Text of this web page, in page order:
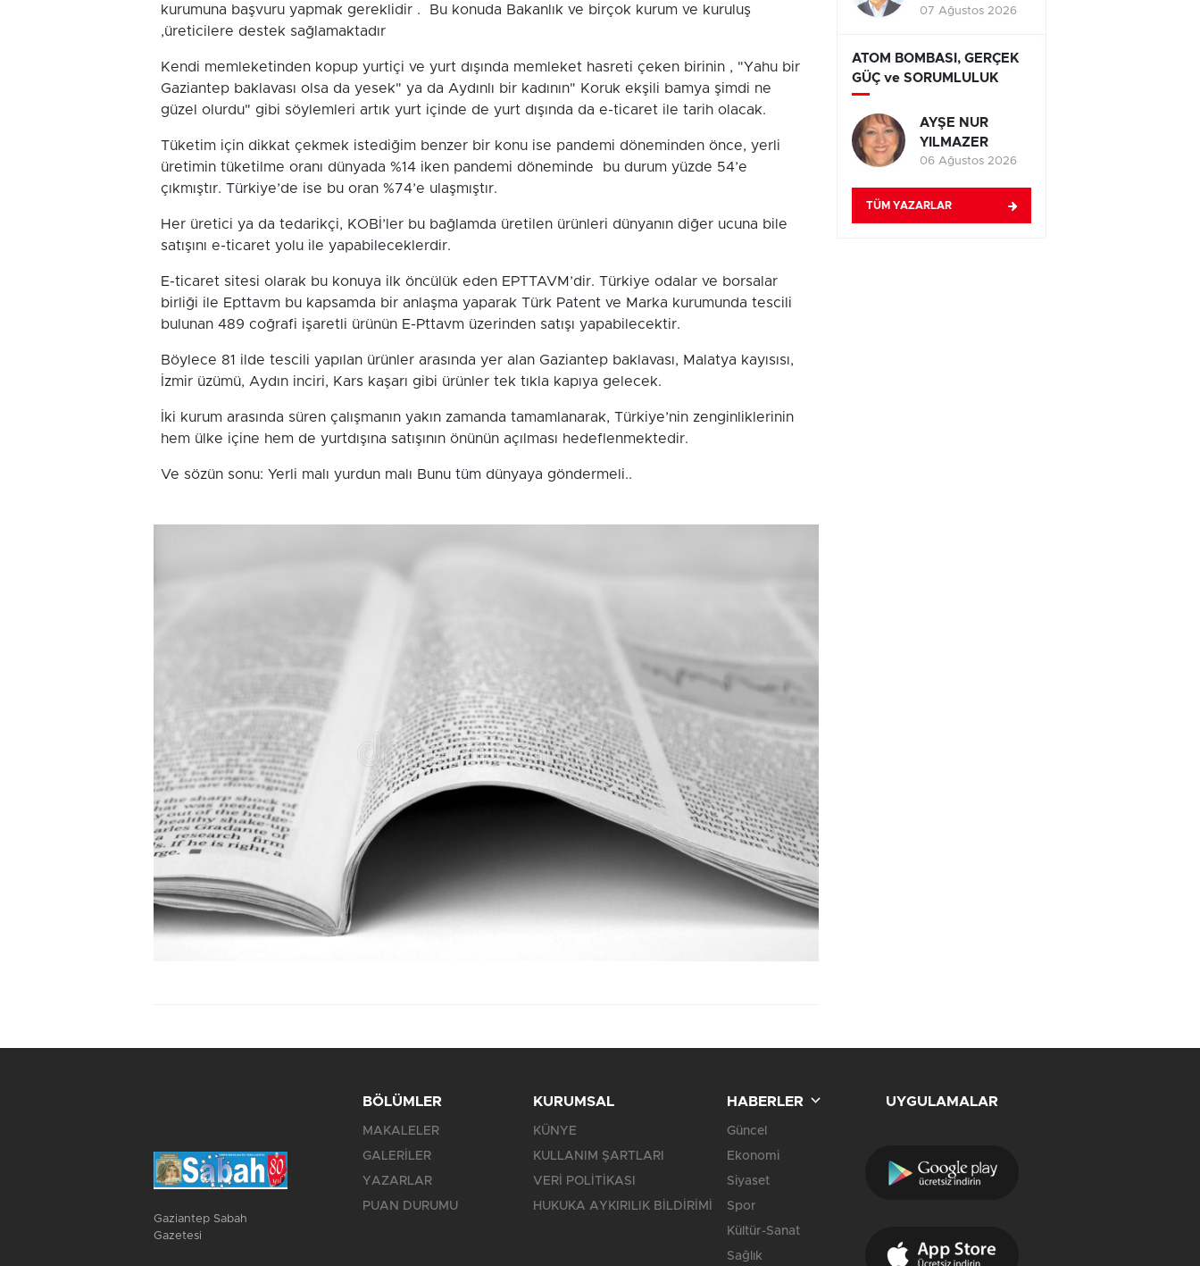
kurumuna başvuru yapmak gereklidir . Bu konuda Bakanlık ve birçok kurum ve kuruluş
,üreticilere destek sağlamaktadır
Kendi memleketinden kopup yurtiçi ve yurt dışında memleket hasreti çeken birinin , "Yahu bir
Gaziantep baklavası olsa da yesek" ya da Aydınlı bir kadının" Koruk ekşili bamya şimdi ne
güzel olurdu" gibi söylemleri artık yurt içinde de yurt dışında da e-ticaret ile tarih olacak.
Tüketim için dikkat çekmek istediğim benzer bir konu ise pandemi döneminden önce, yerli
üretimin tüketilme oranı dünyada %14 iken pandemi döneminde bu durum yüzde 54’e
çıkmıştır. Türkiye’de ise bu oran %74’e ulaşmıştır.
Her üretici ya da tedarikçi, KOBİ’ler bu bağlamda üretilen ürünleri dünyanın diğer ucuna bile
satışını e-ticaret yolu ile yapabileceklerdir.
E-ticaret sitesi olarak bu konuya ilk öncülük eden EPTTAVM’dir. Türkiye odalar ve borsalar
birliği ile Epttavm bu kapsamda bir anlaşma yaparak Türk Patent ve Marka kurumunda tescili
bulunan 489 coğrafi işaretli ürünün E-Pttavm üzerinden satışı yapabilecektir.
Böylece 81 ilde tescili yapılan ürünler arasında yer alan Gaziantep baklavası, Malatya kayısısı,
İzmir üzümü, Aydın inciri, Kars kaşarı gibi ürünler tek tıkla kapıya gelecek.
İki kurum arasında süren çalışmanın yakın zamanda tamamlanarak, Türkiye’nin zenginliklerinin
hem ülke içine hem de yurtdışına satışının önünün açılması hedeflenmektedir.
Ve sözün sonu: Yerli malı yurdun malı Bunu tüm dünyaya göndermeli..
07 Ağustos 2026
ATOM BOMBASI, GERÇEK
GÜÇ ve SORUMLULUK
AYŞE NUR
YILMAZER
06 Ağustos 2026
TÜM YAZARLAR
Gaziantep Sabah
Gazetesi
BÖLÜMLER
MAKALELER
GALERİLER
YAZARLAR
PUAN DURUMU
KURUMSAL
KÜNYE
KULLANIM ŞARTLARI
VERİ POLİTİKASI
HUKUKA AYKIRILIK BİLDİRİMİ
HABERLER
Güncel
Ekonomi
Siyaset
Spor
Kültür-Sanat
Sağlık
UYGULAMALAR